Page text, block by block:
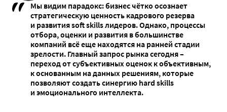
Мы видим парадокс: бизнес чётко осознает
стратегическую ценность кадрового резерва
и развития soft skills лидеров. Однако, процессы
отбора, оценки и развития в большинстве
компаний всё еще находятся на ранней стадии
зрелости. Главный запрос рынка сегодня–
переход от субъективных оценок к объективным,
к основанным на данных решениям, которые
позволяют создать синергию hard skills
и эмоционального интеллекта.